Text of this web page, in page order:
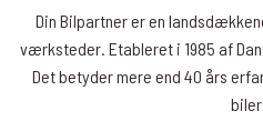
Din Bilpartner er en
værksteder. Etableret i 1985 af
Det betyder mere end 40 års